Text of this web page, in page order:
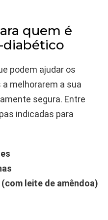
quem é
diabético
podem ajudar os
melhorarem a sua
segura. Entre
indicadas para
leite de amêndoa)